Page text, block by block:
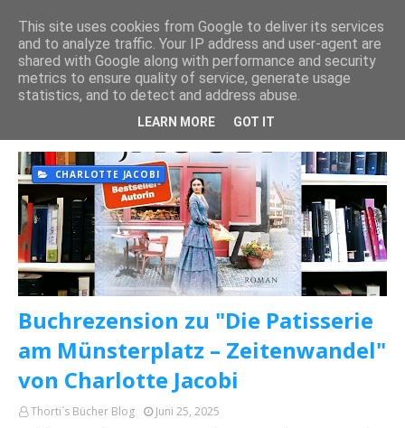
Posts mit dem Label " CHARLOTTE JACOBI " werden
CHARLOTTE JACOBI
Buchrezension zu "Die Patisserie
am Münsterplatz – Zeitenwandel"
von Charlotte Jacobi
Thorti´s Bücher Blog Juni 25, 2025
This site uses cookies from Google to deliver its services
and to analyze traffic. Your IP address and user-agent are
shared with Google along with performance and security
metrics to ensure quality of service, generate usage
statistics, and to detect and address abuse.
LEARN MORE GOT IT